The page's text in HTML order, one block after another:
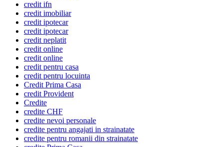
credit ifn
credit imobiliar
credit ipotecar
credit ipotecar
credit neplatit
credit online
credit online
credit pentru casa
credit pentru locuinta
Credit Prima Casa
credit Provident
Credite
credite CHF
credite nevoi personale
credite pentru angajati in strainatate
credite pentru romanii din strainatate